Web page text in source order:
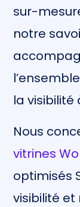
sur-
notre
la
Nous
vitrines
optimisés
visibilité